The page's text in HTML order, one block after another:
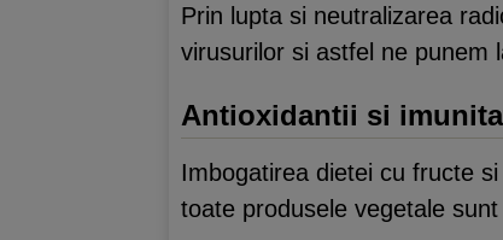
Prin lupta si neutralizarea
virusurilor si astfel ne punem
Antioxidantii si
Imbogatirea dietei cu fructe
toate produsele vegetale